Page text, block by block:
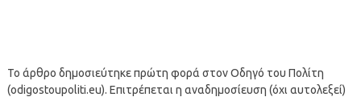
Το άρθρο δημοσιεύτηκε πρώτη φορά στον Οδηγό του Πολίτη
(odigostoupoliti.eu). Επιτρέπεται η αναδημοσίευση (όχι αυτολεξεί)